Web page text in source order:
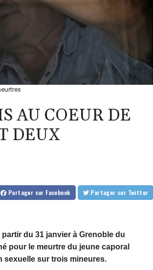
AU COEUR DE
DEUX
Partager sur Facebook Partager sur Twitter
du 31 janvier à Grenoble du
pour le meurtre du jeune caporal
sexuelle sur trois mineures.